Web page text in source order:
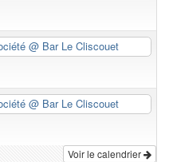
@ Bar Le Cliscouet
@ Bar Le Cliscouet
Voir le calendrier